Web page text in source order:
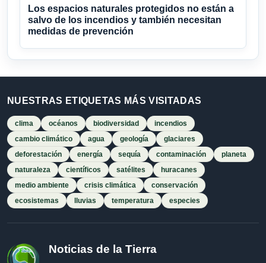
Los espacios naturales protegidos no están a
salvo de los incendios y también necesitan
medidas de prevención
NUESTRAS ETIQUETAS MÁS VISITADAS
clima océanos biodiversidad
incendios
cambio climático
agua geología
glaciares
deforestación
energía sequía contaminación
planeta
naturaleza
científicos satélites
huracanes
medio ambiente
crisis climática
conservación
ecosistemas
lluvias temperatura especies
Noticias de la Tierra